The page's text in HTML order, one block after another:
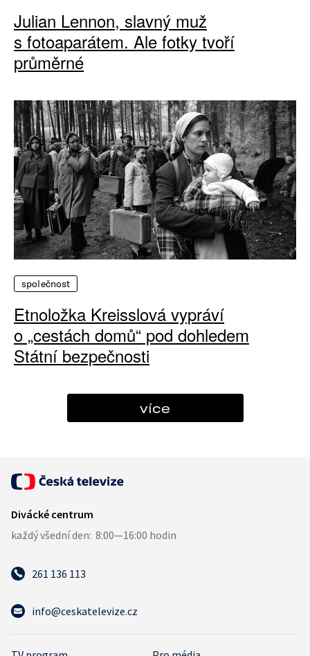
Julian Lennon, slavný muž
s fotoaparátem. Ale fotky tvoří
průměrné
společnost
Etnoložka Kreisslová vypráví
o „cestách domů“ pod dohledem
Státní bezpečnosti
více
261 136 113
info@ceskatelevize.cz